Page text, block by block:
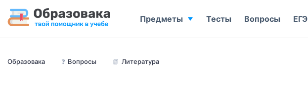
Образовака ❓ Вопросы 📗 Литература
Предметы Тесты Вопросы ЕГЭ